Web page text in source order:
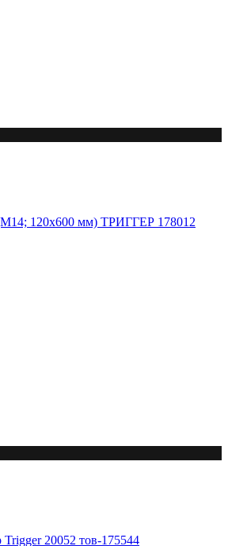
120х600 мм) ТРИГГЕР 178012
20052 тов-175544